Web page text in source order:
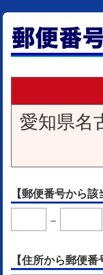
愛知県名
【郵便番号から該
－
【住所から郵便番